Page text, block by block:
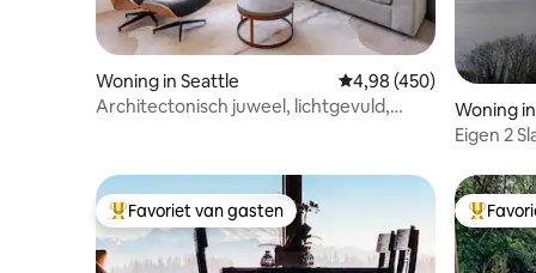
Woning in Seattle Gemiddelde
4,98 (450)
Architectonisch juweel, lichtgevuld,
Woning
Eigen 2
Topfavoriet van gasten
Favoriet van gasten